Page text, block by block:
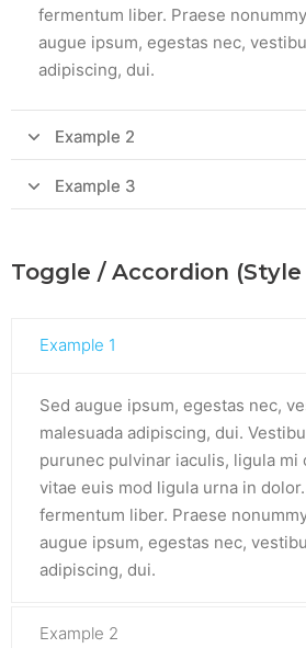
fermentum liber. Praese
augue ipsum, egestas nec,
adipiscing, dui.
Example 2
Sed augue ipsum, egestas nec,
malesuada adipiscing, dui.
euis mod ligula urna in dolor.
augue ipsum, egestas nec,
adipiscing, dui.
Example 3
malesuada adipiscing, dui.
purunec pulvinar iaculis, ligula mi
fermentum liber. Praese nonummy
augue ipsum, egestas nec,
adipiscing, dui.
Toggle / Accordion (Style
Example 1
Sed augue ipsum, egestas nec,
malesuada adipiscing, dui.
purunec pulvinar iaculis, ligula mi
vitae euis mod ligula urna in
fermentum liber. Praese
augue ipsum, egestas nec,
adipiscing, dui.
Example 2